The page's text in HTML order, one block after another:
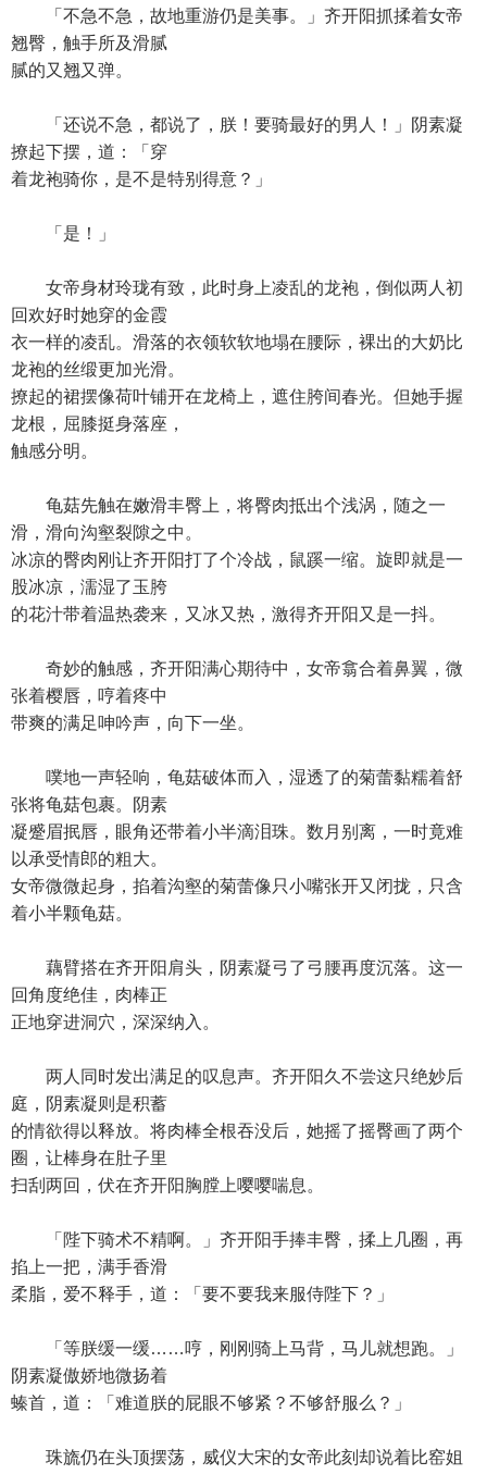
「不急不急，故地重游仍是美事。」齐开阳抓揉着女帝
翘臀，触手所及滑腻
腻的又翘又弹。
「还说不急，都说了，朕！要骑最好的男人！」阴素凝
撩起下摆，道：「穿
着龙袍骑你，是不是特别得意？」
「是！」
女帝身材玲珑有致，此时身上凌乱的龙袍，倒似两人初
回欢好时她穿的金霞
衣一样的凌乱。滑落的衣领软软地塌在腰际，裸出的大奶比
龙袍的丝缎更加光滑。
撩起的裙摆像荷叶铺开在龙椅上，遮住胯间春光。但她手握
龙根，屈膝挺身落座，
触感分明。
龟菇先触在嫩滑丰臀上，将臀肉抵出个浅涡，随之一
滑，滑向沟壑裂隙之中。
冰凉的臀肉刚让齐开阳打了个冷战，鼠蹊一缩。旋即就是一
股冰凉，濡湿了玉胯
的花汁带着温热袭来，又冰又热，激得齐开阳又是一抖。
奇妙的触感，齐开阳满心期待中，女帝翕合着鼻翼，微
张着樱唇，哼着疼中
带爽的满足呻吟声，向下一坐。
噗地一声轻响，龟菇破体而入，湿透了的菊蕾黏糯着舒
张将龟菇包裹。阴素
凝蹙眉抿唇，眼角还带着小半滴泪珠。数月别离，一时竟难
以承受情郎的粗大。
女帝微微起身，掐着沟壑的菊蕾像只小嘴张开又闭拢，只含
着小半颗龟菇。
藕臂搭在齐开阳肩头，阴素凝弓了弓腰再度沉落。这一
回角度绝佳，肉棒正
正地穿进洞穴，深深纳入。
两人同时发出满足的叹息声。齐开阳久不尝这只绝妙后
庭，阴素凝则是积蓄
的情欲得以释放。将肉棒全根吞没后，她摇了摇臀画了两个
圈，让棒身在肚子里
扫刮两回，伏在齐开阳胸膛上嘤嘤喘息。
「陛下骑术不精啊。」齐开阳手捧丰臀，揉上几圈，再
掐上一把，满手香滑
柔脂，爱不释手，道：「要不要我来服侍陛下？」
「等朕缓一缓……哼，刚刚骑上马背，马儿就想跑。」
阴素凝傲娇地微扬着
螓首，道：「难道朕的屁眼不够紧？不够舒服么？」
珠旒仍在头顶摆荡，威仪大宋的女帝此刻却说着比窑姐